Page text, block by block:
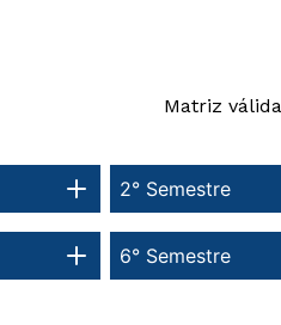
Matriz
6° Semestre
2° Semestre